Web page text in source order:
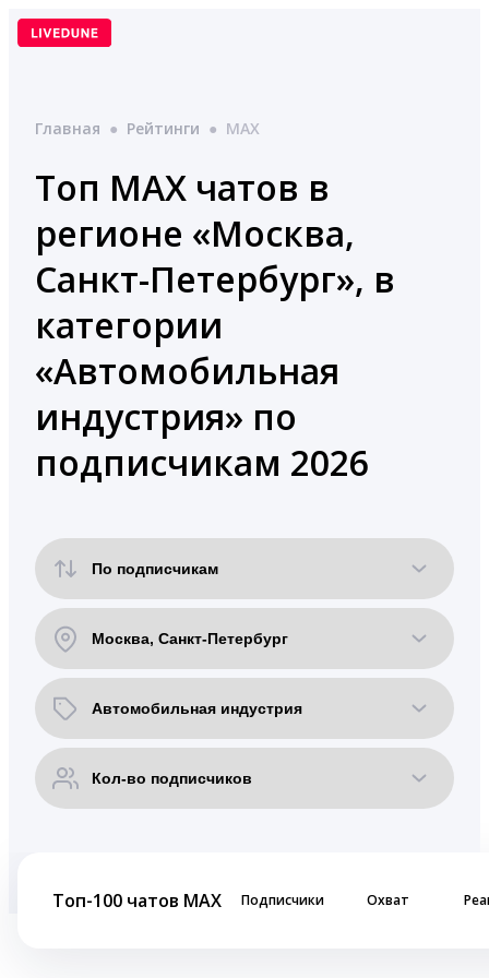
Перейти
Главная ● Рейтинги ● MAX
Топ MAX чатов в
регионе «Москва,
Санкт-Петербург», в
категории
«Автомобильная
индустрия» по
подписчикам 2026
Топ-100 чатов MAX Подписчики Охват